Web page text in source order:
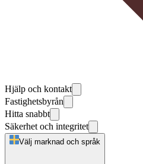
Hjälp och kontakt
Fastighetsbyrån
Hitta snabbt
Säkerhet och integritet
Välj marknad och språk